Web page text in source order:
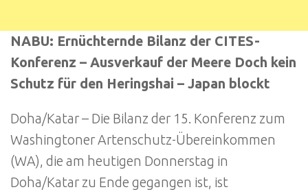
NABU: Ernüchternde Bilanz der CITES-
Konferenz – Ausverkauf der Meere Doch kein
Schutz für den Heringshai – Japan blockt
Doha/Katar – Die Bilanz der 15. Konferenz zum
Washingtoner Artenschutz-Übereinkommen
(WA), die am heutigen Donnerstag in
Doha/Katar zu Ende gegangen ist, ist